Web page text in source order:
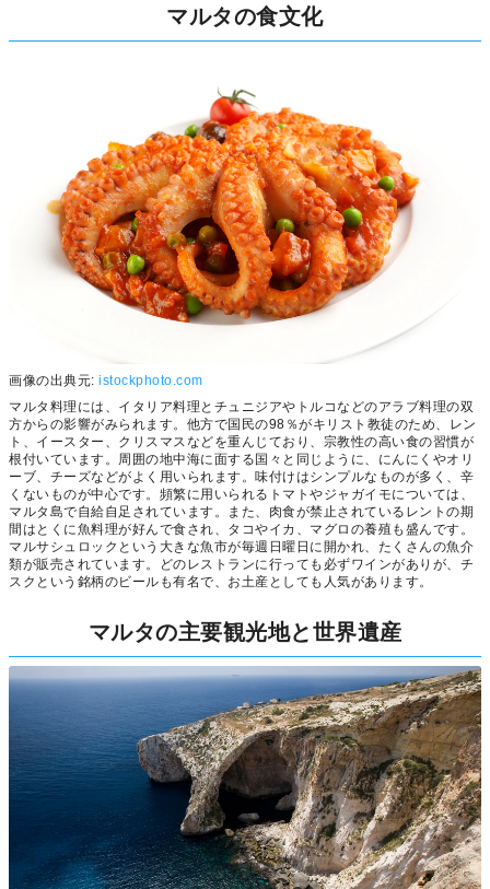
マルタの食文化
画像の出典元: istockphoto.com
マルタ料理には、イタリア料理とチュニジアやトルコなどのアラブ料理の双
方からの影響がみられます。他方で国民の98％がキリスト教徒のため、レン
ト、イースター、クリスマスなどを重んじており、宗教性の高い食の習慣が
根付いています。周囲の地中海に面する国々と同じように、にんにくやオリ
ーブ、チーズなどがよく用いられます。味付けはシンプルなものが多く、辛
くないものが中心です。頻繁に用いられるトマトやジャガイモについては、
マルタ島で自給自足されています。また、肉食が禁止されているレントの期
間はとくに魚料理が好んで食され、タコやイカ、マグロの養殖も盛んです。
マルサシュロックという大きな魚市が毎週日曜日に開かれ、たくさんの魚介
類が販売されています。どのレストランに行っても必ずワインがありが、チ
スクという銘柄のビールも有名で、お土産としても人気があります。
マルタの主要観光地と世界遺産